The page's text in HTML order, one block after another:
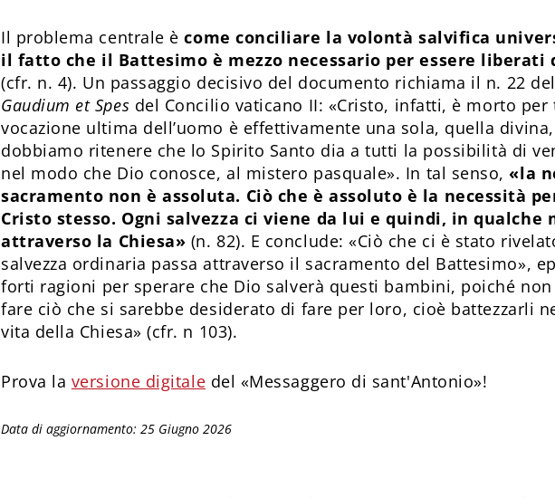
Il problema centrale ècome conciliare la volontà salvifica
il fatto che il Battesimo è mezzo necessario per essere liberati
(cfr. n. 4). Un passaggio decisivo del documento richiama il n. 22
Gaudium et Spes del Concilio vaticano II: «Cristo, infatti, è morto per
vocazione ultima dell’uomo è effettivamente una sola, quella
dobbiamo ritenere che lo Spirito Santo dia a tutti la possibilità di
nel modo che Dio conosce, al mistero pasquale». In tal senso, «la
sacramento non è assoluta. Ciò che è assoluto è la necessità
Cristo stesso. Ogni salvezza ci viene da lui e quindi, in qualche
attraverso la Chiesa» (n. 82). E conclude: «Ciò che ci è stato
salvezza ordinaria passa attraverso il sacramento del Battesimo»,
forti ragioni per sperare che Dio salverà questi bambini, poiché
fare ciò che si sarebbe desiderato di fare per loro, cioè battezzarli
vita della Chiesa» (cfr. n 103).
Prova la versione digitale del «Messaggero di sant'Antonio»!
Data di aggiornamento: 25 Giugno 2026